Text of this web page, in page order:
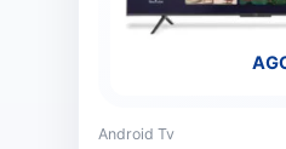
Android Tv